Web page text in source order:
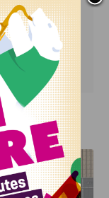
03 80 48 03